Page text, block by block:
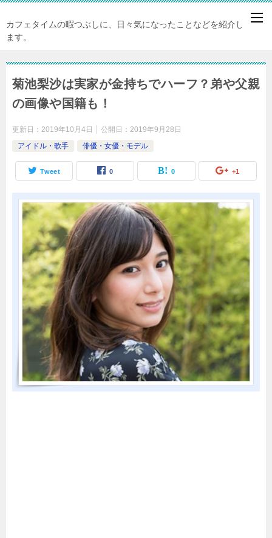
カフェタイムの暇つぶしに、日々気になったことなどを紹介してい
ます。
菊池梨沙は実家が金持ちでハーフ？弟や父親
の画像や国籍も！
更新日： 2019年10月4日 公開日： 2019年9月28日
アイドル・歌手
俳優・女優・モデル
Tweet 0 0 +1